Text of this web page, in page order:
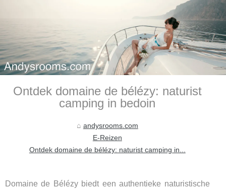
Ontdek domaine de bélézy: naturist
camping in bedoin
andysrooms.com
E-Reizen
Ontdek domaine de bélézy: naturist camping in...
Domaine de Bélézy biedt een authentieke naturistische